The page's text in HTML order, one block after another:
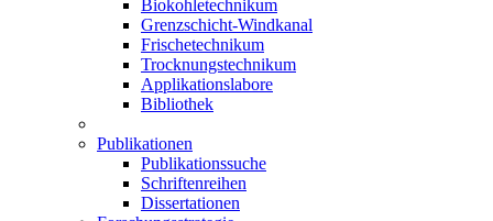
Biokohletechnikum
Grenzschicht-Windkanal
Frischetechnikum
Trocknungstechnikum
Applikationslabore
Bibliothek
Publikationen
Publikationssuche
Schriftenreihen
Dissertationen